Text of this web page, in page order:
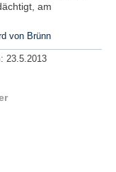
am
von Brünn
23.5.2013